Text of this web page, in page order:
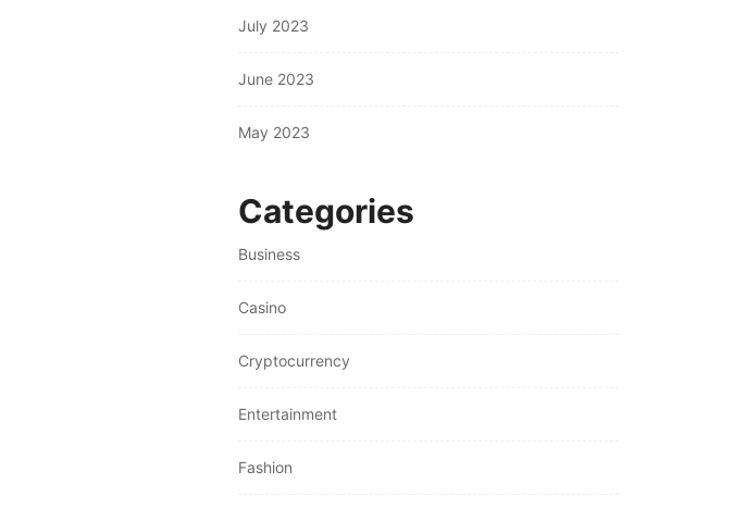
July 2023
June 2023
May 2023
Categories
Business
Casino
Cryptocurrency
Entertainment
Fashion